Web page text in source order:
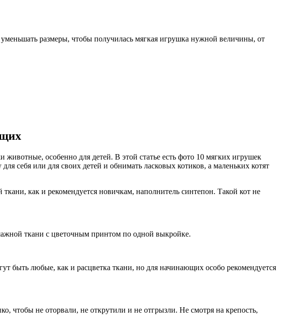
размеры, чтобы получилась мягкая игрушка нужной величины, от
особенно для детей. В этой статье есть фото 10 мягких игрушек
себя или для своих детей и обнимать ласковых котиков, а маленьких котят
как и рекомендуется новичкам, наполнитель синтепон. Такой кот не
ткани с цветочным принтом по одной выкройке.
быть любые, как и расцветка ткани, но для начинающих особо рекомендуется
чтобы не оторвали, не открутили и не отгрызли. Не смотря на крепость,